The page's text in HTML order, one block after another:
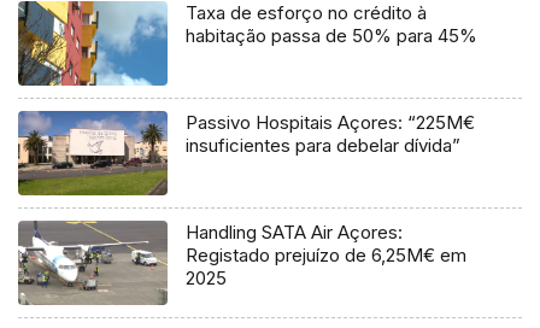
Taxa de esforço no crédito à
habitação passa de 50% para 45%
Passivo Hospitais Açores: “225M€
insuficientes para debelar dívida”
Handling SATA Air Açores:
Registado prejuízo de 6,25M€ em
2025